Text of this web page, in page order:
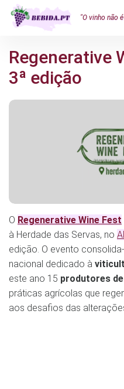
"O vinho não
Regenerative
3ª edição
O Regenerative Wine Fest
à Herdade das Servas, no
edição. O evento
nacional dedicado à
este ano 15 produtores
práticas agrícolas que
aos desafios das